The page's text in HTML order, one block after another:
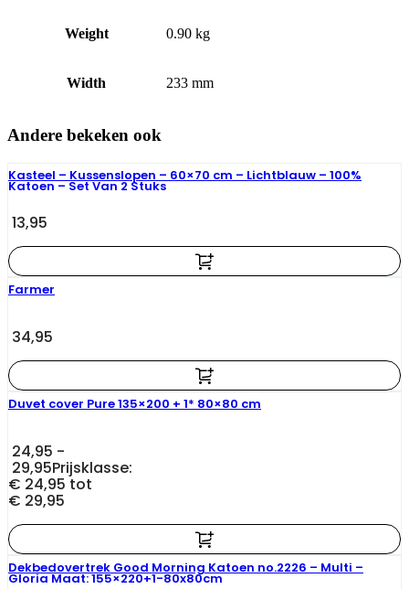
Weight 0.90 kg
Width 233 mm
Andere bekeken ook
Kasteel – Kussenslopen – 60×70 cm – Lichtblauw – 100%
Katoen – Set Van 2 Stuks
13,95
Farmer
34,95
Duvet cover Pure 135×200 + 1* 80×80 cm
24,95 -
29,95Prijsklasse:
€ 24,95 tot
€ 29,95
Dekbedovertrek Good Morning Katoen no.2226 – Multi –
Gloria Maat: 155×220+1-80x80cm